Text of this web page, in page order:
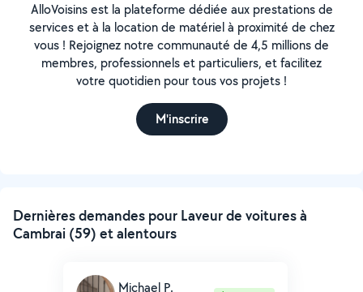
AlloVoisins est la plateforme dédiée aux prestations de
services et à la location de matériel à proximité de chez
vous ! Rejoignez notre communauté de 4,5 millions de
membres, professionnels et particuliers, et facilitez
votre quotidien pour tous vos projets !
M'inscrire
Dernières demandes pour Laveur de voitures à
Cambrai (59) et alentours
Michael P.